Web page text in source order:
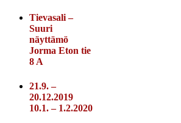
Tievasali –
Suuri
näyttämö
Jorma Eton tie
8 A
21.9. –
20.12.2019
10.1. – 1.2.2020